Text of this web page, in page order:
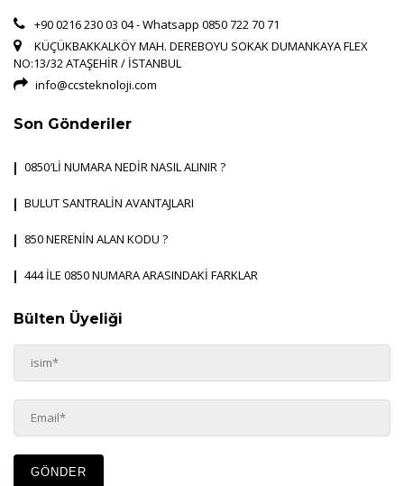
+90 0216 230 03 04 - Whatsapp 0850 722 70 71
KÜÇÜKBAKKALKÖY MAH. DEREBOYU SOKAK DUMANKAYA FLEX
NO:13/32 ATAŞEHİR / İSTANBUL
info@ccsteknoloji.com
Son Gönderiler
0850′Lİ NUMARA NEDİR NASIL ALINIR ?
BULUT SANTRALİN AVANTAJLARI
850 NERENİN ALAN KODU ?
444 İLE 0850 NUMARA ARASINDAKİ FARKLAR
Bülten Üyeliği